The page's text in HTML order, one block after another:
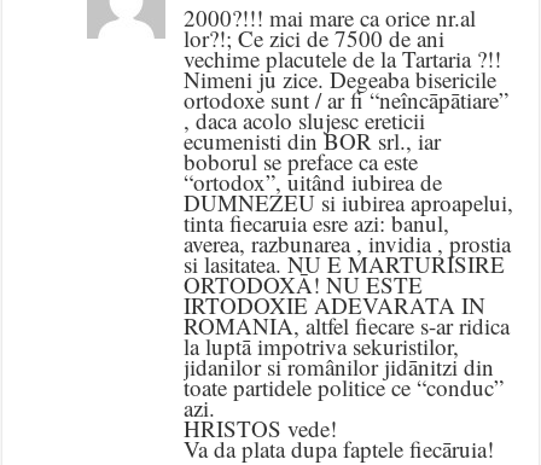
2000?!!! mai mare ca orice nr.al
lor?!; Ce zici de 7500 de ani
vechime placutele de la Tartaria ?!!
Nimeni ju zice. Degeaba bisericile
ortodoxe sunt / ar fi “neîncāpātiare”
, daca acolo slujesc ereticii
ecumenisti din BOR srl., iar
boborul se preface ca este
“ortodox”, uitând iubirea de
DUMNEZEU si iubirea aproapelui,
tinta fiecaruia esre azi: banul,
averea, razbunarea , invidia , prostia
si lasitatea. NU E MARTURISIRE
ORTODOXĀ! NU ESTE
IRTODOXIE ADEVARATA IN
ROMANIA, altfel fiecare s-ar ridica
la luptā impotriva sekuristilor,
jidanilor si românilor jidānitzi din
toate partidele politice ce “conduc”
azi.
HRISTOS vede!
Va da plata dupa faptele fiecāruia!